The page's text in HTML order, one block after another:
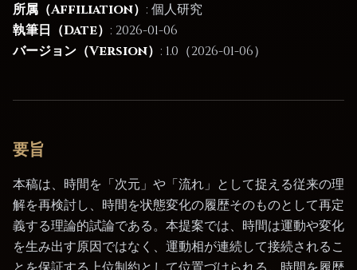
所属（Affiliation） : 個人研究
執筆日（Date） : 2026-01-06
バージョン（Version） : 1.0（2026-01-06）
要旨
本稿は、時間を「次元」や「流れ」として捉える従来の理
解を再検討し、時間を状態変化の履歴そのものとして再定
義する理論的試論である。本提案では、時間は運動や変化
を生み出す原因ではなく、運動相が連続して接続されるこ